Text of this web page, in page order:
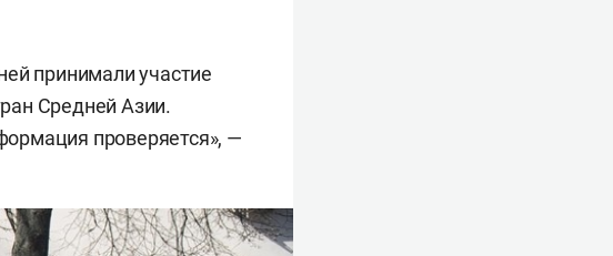
принимали участие
Средней Азии.
проверяется», —